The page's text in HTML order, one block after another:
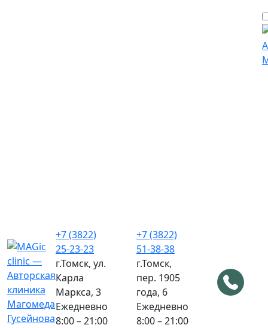
+7 (3822)
25-23-23
г.Томск, ул.
Карла
Маркса, 3
Ежедневно
8:00 – 21:00
+7 (3822)
51-38-38
г.Томск,
пер. 1905
года, 6
Ежедневно
8:00 – 21:00